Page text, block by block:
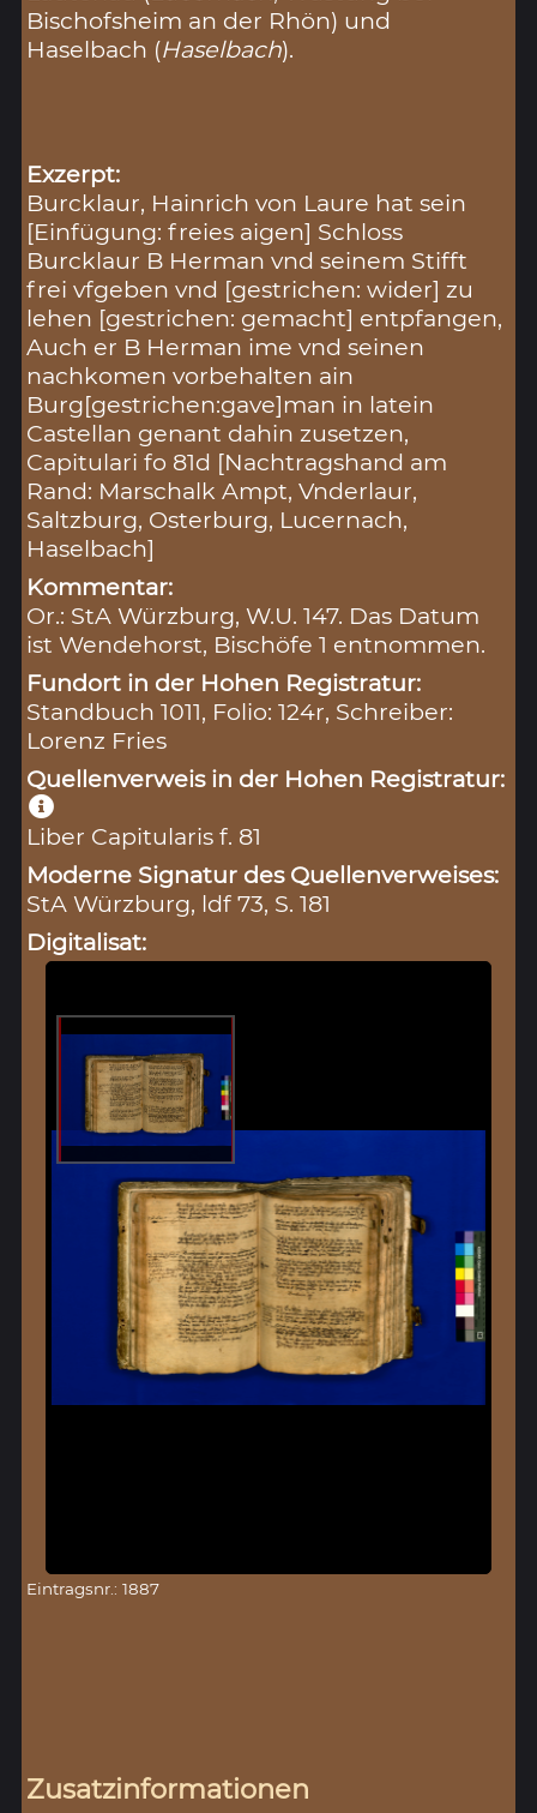
Bischofsheim an der Rhön) und
Haselbach (Haselbach).
Exzerpt:
Burcklaur, Hainrich von Laure hat sein
[Einfügung: freies aigen] Schloss
Burcklaur B Herman vnd seinem Stifft
frei vfgeben vnd [gestrichen: wider] zu
lehen [gestrichen: gemacht] entpfangen,
Auch er B Herman ime vnd seinen
nachkomen vorbehalten ain
Burg[gestrichen:gave]man in latein
Castellan genant dahin zusetzen,
Capitulari fo 81d [Nachtragshand am
Rand: Marschalk Ampt, Vnderlaur,
Saltzburg, Osterburg, Lucernach,
Haselbach]
Kommentar:
Or.: StA Würzburg, W.U. 147. Das Datum
ist Wendehorst, Bischöfe 1 entnommen.
Fundort in der Hohen Registratur:
Standbuch 1011, Folio: 124r, Schreiber:
Lorenz Fries
Quellenverweis in der Hohen Registratur:
Liber Capitularis f. 81
Moderne Signatur des Quellenverweises:
StA Würzburg, ldf 73, S. 181
Digitalisat:
Eintragsnr.: 1887
Zusatzinformationen